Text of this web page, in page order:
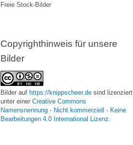
Freie Stock-Bilder
Copyrighthinweis für unsere
Bilder
Bilder auf https://knippscheer.de sind lizenziert
unter einer Creative Commons
Namensnennung - Nicht kommerziell - Keine
Bearbeitungen 4.0 International Lizenz.